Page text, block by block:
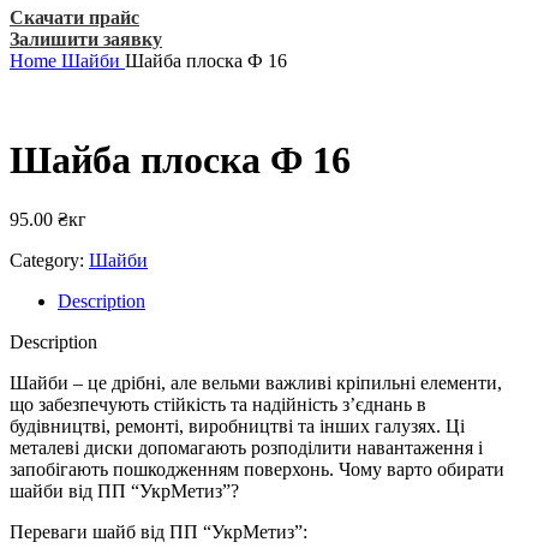
Скачати прайс
Залишити заявку
Home Шайби Шайба плоска Ф 16
Шайба плоска Ф 16
95.00 ₴кг
Category: Шайби
Description
Description
Шайби – це дрібні, але вельми важливі кріпильні елементи,
що забезпечують стійкість та надійність з’єднань в
будівництві, ремонті, виробництві та інших галузях. Ці
металеві диски допомагають розподілити навантаження і
запобігають пошкодженням поверхонь. Чому варто обирати
шайби від ПП “УкрМетиз”?
Переваги шайб від ПП “УкрМетиз”: